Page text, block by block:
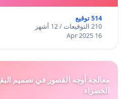
514 توقيع
210 التوقيعات / 12 أشهر
16 Apr 2025
معالجة أوجه القصور في تصميم
الخضراء